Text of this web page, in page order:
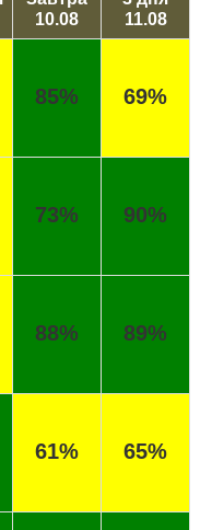
10.08
11.08
85% 69%
73% 90%
88% 89%
61% 65%